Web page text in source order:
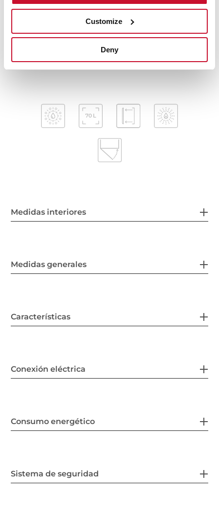
Customize
Deny
2 guías telescópicas Easy Slide
5 niveles de cocinado
Capacidad bruta/neta: 71/70 litros
Medidas interiores
Medidas generales
Características
Conexión eléctrica
Consumo energético
Sistema de seguridad